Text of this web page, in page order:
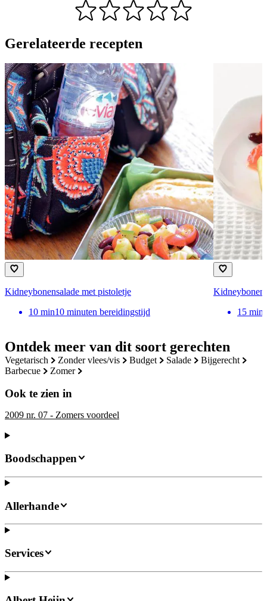
Ontdek meer van dit soort gerechten
vegetarisch zonder vlees/vis budget salade
bijgerecht
barbecue
zomer
Ook te zien in
2009 nr. 07 - Zomers voordeel
Gerelateerde recepten
Kidneybonensalade met pistoletje
10 min10 minuten bereidingstijd
15 min
Boodschappen
Allerhande
Services